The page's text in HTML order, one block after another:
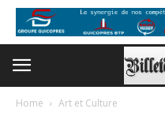
Home Art et Culture